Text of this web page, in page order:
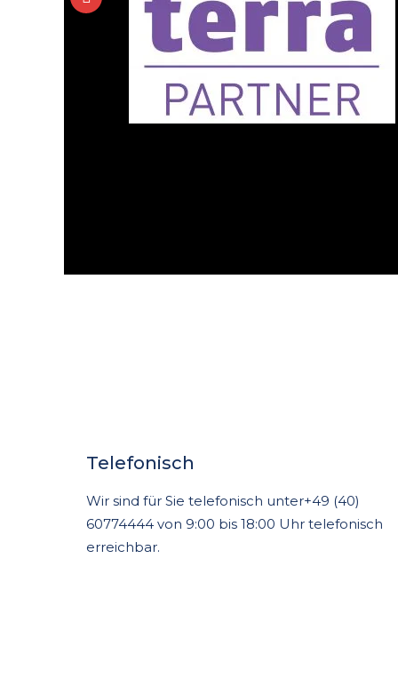
Telefonisch
Wir sind für Sie telefonisch unter+49 (40)
60774444 von 9:00 bis 18:00 Uhr telefonisch
erreichbar.